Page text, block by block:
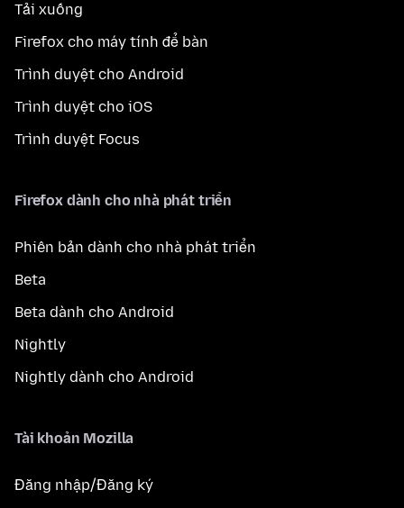
Tải xuống
Firefox cho máy tính để bàn
Trình duyệt cho Android
Trình duyệt cho iOS
Trình duyệt Focus
Firefox dành cho nhà phát triển
Phiên bản dành cho nhà phát triển
Beta
Beta dành cho Android
Nightly
Nightly dành cho Android
Tài khoản Mozilla
Đăng nhập/Đăng ký